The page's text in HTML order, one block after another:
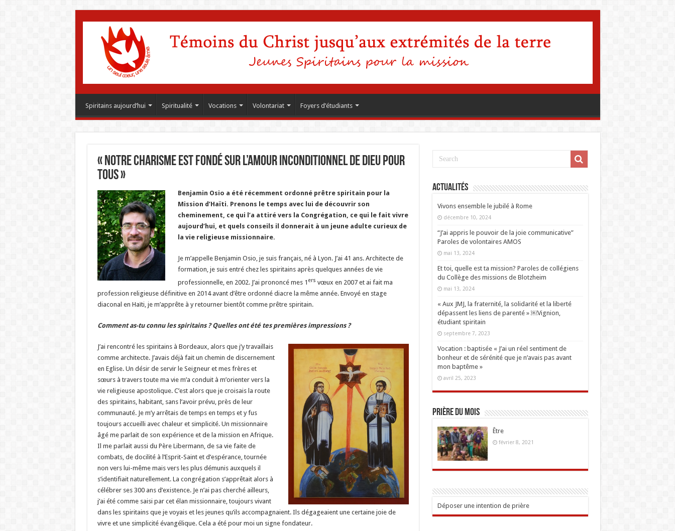
Spiritains aujourd’hui Spiritualité Vocations Volontariat Foyers d’étudiants
« Notre charisme est fondé sur l’Amour inconditionnel de Dieu pour
tous »
Benjamin Osio a été récemment ordonné prêtre spiritain pour la
Mission d’Haïti. Prenons le temps avec lui de découvrir son
cheminement, ce qui l’a attiré vers la Congrégation, ce qui le fait vivre
aujourd’hui, et quels conseils il donnerait à un jeune adulte curieux de
la vie religieuse missionnaire.
Je m’appelle Benjamin Osio, je suis français, né à Lyon. J’ai 41 ans. Architecte de
formation, je suis entré chez les spiritains après quelques années de vie
professionnelle, en 2002. J’ai prononcé mes 1 ers vœux en 2007 et ai fait ma
profession religieuse définitive en 2014 avant d’être ordonné diacre la même année. Envoyé en stage
diaconal en Haïti, je m’apprête à y retourner bientôt comme prêtre spiritain.
Comment as-tu connu les spiritains ? Quelles ont été tes premières impressions ?
J’ai rencontré les spiritains à Bordeaux, alors que j’y travaillais
comme architecte. J’avais déjà fait un chemin de discernement
en Eglise. Un désir de servir le Seigneur et mes frères et
sœurs à travers toute ma vie m’a conduit à m’orienter vers la
vie religieuse apostolique. C’est alors que je croisais la route
des spiritains, habitant, sans l’avoir prévu, près de leur
communauté. Je m’y arrêtais de temps en temps et y fus
toujours accueilli avec chaleur et simplicité. Un missionnaire
âgé me parlait de son expérience et de la mission en Afrique.
Il me parlait aussi du Père Libermann, de sa vie faite de
combats, de docilité à l’Esprit-Saint et d’espérance, tournée
non vers lui-même mais vers les plus démunis auxquels il
s’identifiait naturellement. La congrégation s’apprêtait alors à
célébrer ses 300 ans d’existence. Je n’ai pas cherché ailleurs,
j’ai été comme saisi par cet élan missionnaire, toujours vivant
dans les spiritains que je voyais et les jeunes qu’ils accompagnaient. Ils dégageaient une certaine joie de
vivre et une simplicité évangélique. Cela a été pour moi un signe fondateur.
Actualités
Vivons ensemble le jubilé à Rome
décembre 10, 2024
“J’ai appris le pouvoir de la joie communicative”
Paroles de volontaires AMOS
mai 13, 2024
Et toi, quelle est ta mission? Paroles de collégiens
du Collège des missions de Blotzheim
mai 13, 2024
« Aux JMJ, la fraternité, la solidarité et la liberté
dépassent les liens de parenté » ￼Vignion,
étudiant spiritain
septembre 7, 2023
Vocation : baptisée « J’ai un réel sentiment de
bonheur et de sérénité que je n’avais pas avant
mon baptême »
avril 25, 2023
Prière du mois
Être
février 8, 2021
Déposer une intention de prière